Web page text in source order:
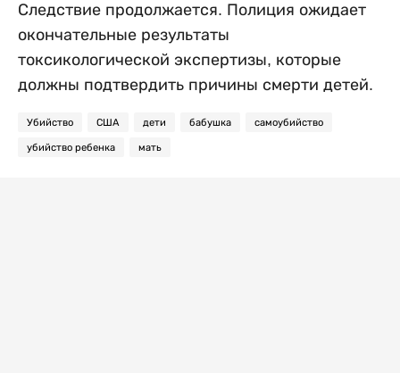
Следствие продолжается. Полиция ожидает
окончательные результаты
токсикологической экспертизы, которые
должны подтвердить причины смерти детей.
Убийство США дети бабушка самоубийство
убийство ребенка мать